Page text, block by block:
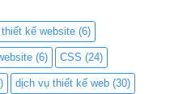
thiết kế website (6)
(6) CSS (24)
dịch vụ thiết kế web (30)